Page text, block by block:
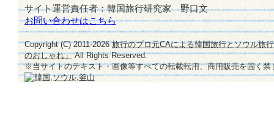
サイト運営責任者：韓国旅行研究家 野口文
お問い合わせはこちら
Copyright (C) 2011-2026旅行のプロ元CAによる韓国旅行とソウル旅
のおしゃれ」All Rights Reserved.
※当サイトのテキスト・画像等すべての転載転用、商用販売を固く禁